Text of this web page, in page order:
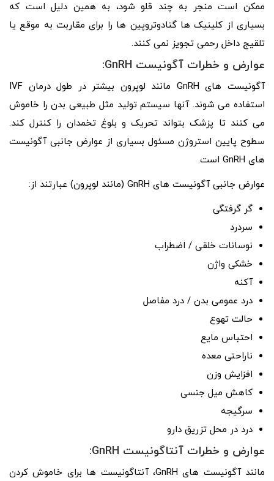
ممکن است منجر به چند قلو شود، به همین دلیل است که
بسیاری از کلینیک ها گنادوتروپین ها را برای مقاربت به موقع یا
تلقیج داخل رحمی تجویز نمی کنند.
عوارض و خطرات آگونیست GnRH:
آگونیست های GnRH مانند لوپرون بیشتر در طول درمان IVF
استفاده می شوند. آنها سیستم تولید مثل طبیعی بدن را خاموش
می کنند تا پزشک بتواند تحریک و بلوغ تخمدان را کنترل کند.
سطوح پایین استروژن مسئول بسیاری از عوارض جانبی آگونیست
های GnRH است.
عوارض جانبی آگونیست های GnRH (مانند لوپرون) عبارتند از:
گر گرفتگی
سردرد
نوسانات خلقی / اضطراب
خشکی واژن
آکنه
درد عمومی بدن / درد مفاصل
حالت تهوع
احتباس مایع
ناراحتی معده
افزایش وزن
کاهش میل جنسی
سرگیجه
درد در محل تزریق دارو
عوارض و خطرات آنتاگونیست GnRH:
مانند آگونیست های GnRH، آنتاگونیست ها برای خاموش کردن